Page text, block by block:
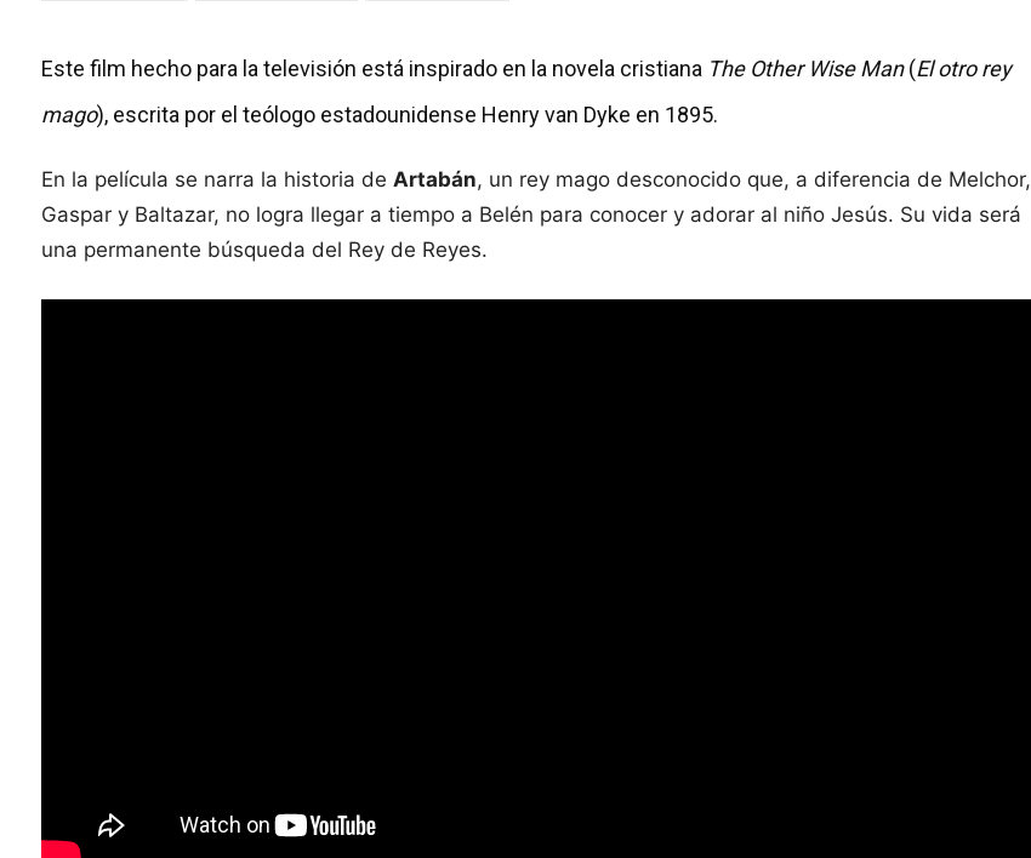
Este film hecho para la televisión está inspirado en la novela cristiana The Other Wise Man(El otro rey
mago), escrita por el teólogo estadounidense Henry van Dyke en 1895.
En la película se narra la historia de Artabán, un rey mago desconocido que, a diferencia de Melchor,
Gaspar y Baltazar, no logra llegar a tiempo a Belén para conocer y adorar al niño Jesús. Su vida será
una permanente búsqueda del Rey de Reyes.